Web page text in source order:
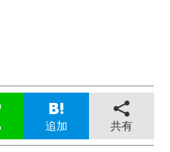
追加 共有